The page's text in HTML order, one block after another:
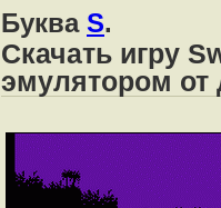
Буква S.
Скачать игру
эмулятором от